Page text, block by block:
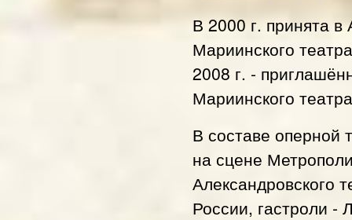
В 2000 г. принята
Мариинского
2008 г. -
Мариинского
В составе оперной
на сцене
Александровского
России, гастроли -